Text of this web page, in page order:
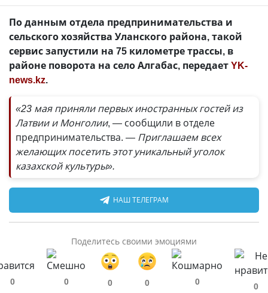
По данным отдела предпринимательства и
сельского хозяйства Уланского района, такой
сервис запустили на 75 километре трассы, в
районе поворота на село Алгабас, передаетYK-
news.kz.
«23 мая приняли первых иностранных гостей из
Латвии и Монголии, — сообщили в отделе
предпринимательства. — Приглашаем всех
желающих посетить этот уникальный уголок
казахской культуры».
НАШ ТЕЛЕГРАМ
Поделитесь своими эмоциями
0 0 0 0 0 0